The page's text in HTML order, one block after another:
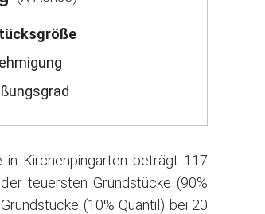
in Kirchenpingarten beträgt 117
teuersten Grundstücke (90%
(10% Quantil) bei 20